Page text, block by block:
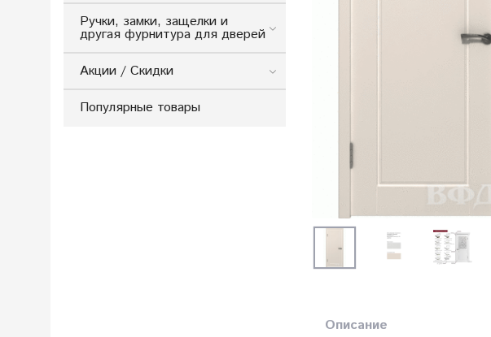
Описание
Ручки, замки, защелки и
другая фурнитура для дверей
Акции / Скидки
Популярные товары